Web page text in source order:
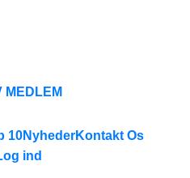
MEDLEM
10NyhederKontakt Os
ind